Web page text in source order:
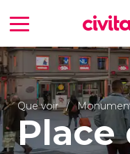
Que voir
Place